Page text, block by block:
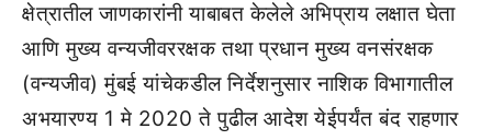
क्षेत्रातील जाणकारांनी याबाबत केलेले अभिप्राय लक्षात घेता
आणि मुख्य वन्यजीवररक्षक तथा प्रधान मुख्य वनसंरक्षक
(वन्यजीव) मुंबई यांचेकडील निर्देशनुसार नाशिक विभागातील
अभयारण्य 1 मे 2020 ते पुढील आदेश येईपर्यंत बंद राहणार